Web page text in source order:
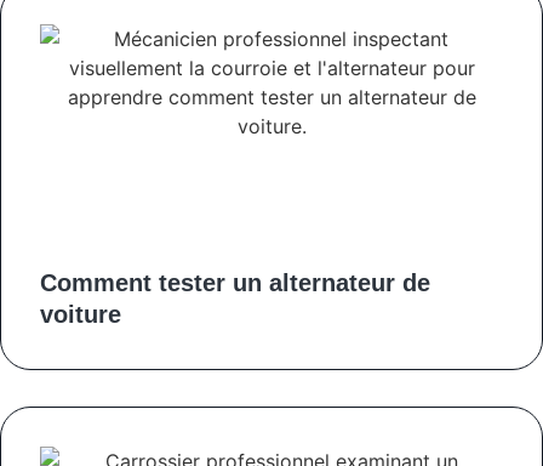
Comment tester un alternateur de
voiture